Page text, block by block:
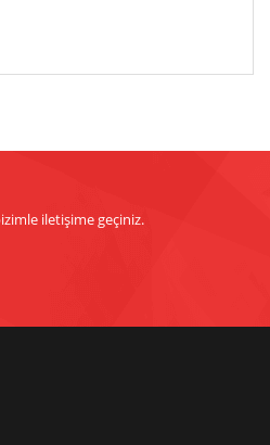
iletişime geçiniz.